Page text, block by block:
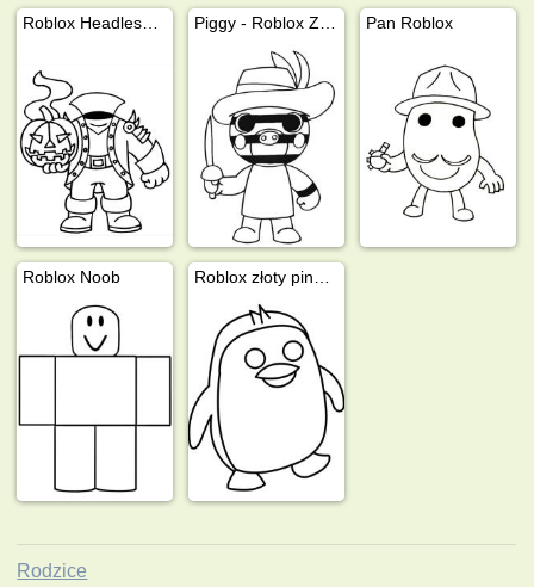
Pan Roblox
Roblox Noob
Rodzice